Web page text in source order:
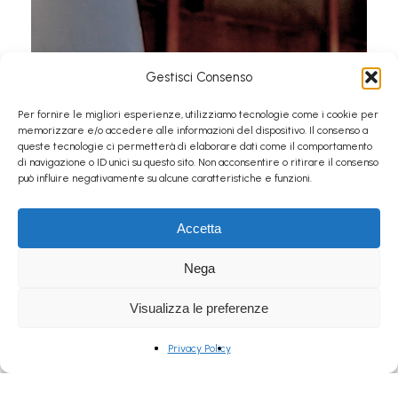
Gestisci Consenso
Per fornire le migliori esperienze, utilizziamo tecnologie come i cookie per
memorizzare e/o accedere alle informazioni del dispositivo. Il consenso a
queste tecnologie ci permetterà di elaborare dati come il comportamento
di navigazione o ID unici su questo sito. Non acconsentire o ritirare il consenso
può influire negativamente su alcune caratteristiche e funzioni.
Accetta
Nega
Visualizza le preferenze
Privacy Policy